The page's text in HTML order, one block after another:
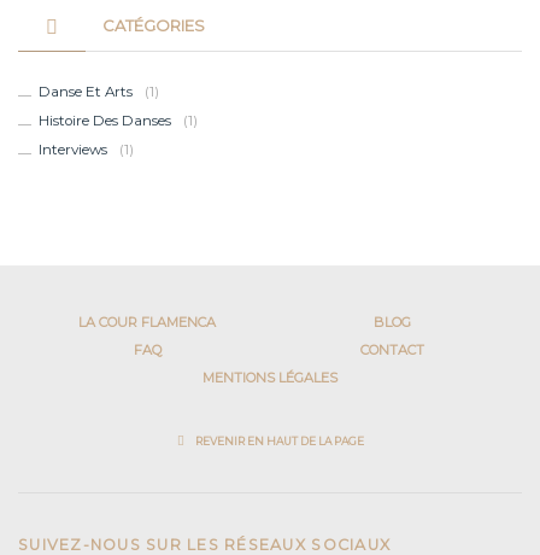
CATÉGORIES
Danse Et Arts
(1)
Histoire Des Danses
(1)
Interviews
(1)
LA COUR FLAMENCA
BLOG
FAQ
CONTACT
MENTIONS LÉGALES
REVENIR EN HAUT DE LA PAGE
SUIVEZ-NOUS SUR LES RÉSEAUX SOCIAUX